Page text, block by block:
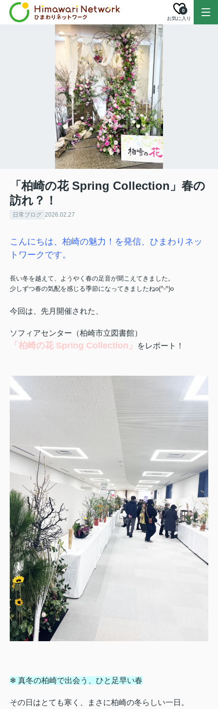
お気に入り
0
「柏崎の花 Spring Collection」春の
訪れ？！
日常ブログ 2026.02.27
こんにちは、柏崎の魅力！を発信、ひまわりネッ
トワークです。
長い冬を越えて、ようやく春の足音が聞こえてきました。
少しずつ春の気配を感じる季節になってきましたねo(^-^)o
今回は、先月開催された、
ソフィアセンター（柏崎市立図書館）
「柏崎の花 Spring Collection」 をレポート！
❄ 真冬の柏崎で出会う、ひと足早い春
その日はとても寒く、まさに柏崎の冬らしい一日。